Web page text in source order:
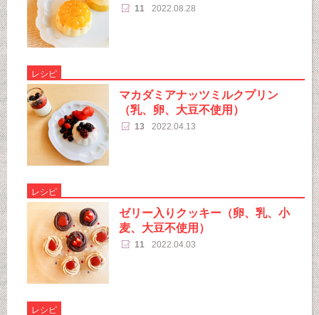
11 2022.08.28
レシピ
マカダミアナッツミルクプリン
（乳、卵、大豆不使用）
13 2022.04.13
レシピ
ゼリー入りクッキー（卵、乳、小
麦、大豆不使用）
11 2022.04.03
レシピ